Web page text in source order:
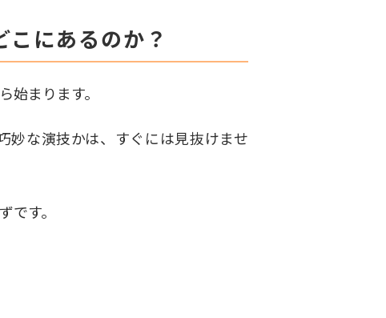
にあるのか？
まります。
妙な演技かは、すぐには見抜けませ
です。